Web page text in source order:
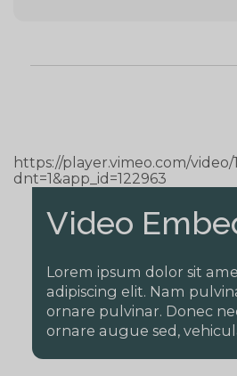
Video
Lorem ipsum dolor sit
adipiscing elit. Nam
ornare pulvinar. Donec
ornare augue sed,
https://player.vimeo.com/video/
dnt=1&app_id=122963